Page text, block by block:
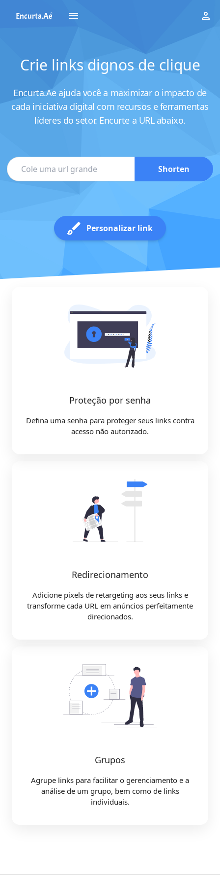
Crie links dignos de clique
Encurta.Ae ajuda você a maximizar o impacto de
cada iniciativa digital com recursos e ferramentas
líderes do setor. Encurte a URL abaixo.
Shorten
Personalizar link
Proteção por senha
Defina uma senha para proteger seus links contra
acesso não autorizado.
Redirecionamento
Adicione pixels de retargeting aos seus links e
transforme cada URL em anúncios perfeitamente
direcionados.
Grupos
Agrupe links para facilitar o gerenciamento e a
análise de um grupo, bem como de links
individuais.